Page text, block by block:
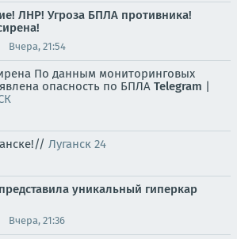
ЛНР! Угроза БПЛА противника!
Вчера, 21:54
По данным мониторинговых
опасность по БПЛА Telegram |
Луганск 24
уникальный гиперкар
Вчера, 21:36